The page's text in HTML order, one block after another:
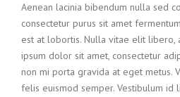
Aenean lacinia bibendum nulla sed
consectetur purus sit amet
est at lobortis. Nulla vitae elit libero,
ipsum dolor sit amet, consectetur
non mi porta gravida at eget metus.
felis euismod semper. Vestibulum